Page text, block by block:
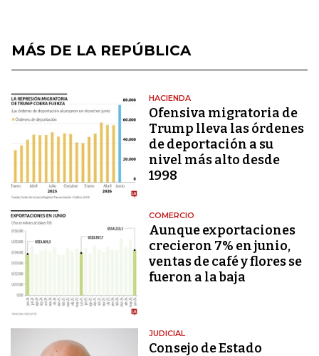
MÁS DE LA REPÚBLICA
HACIENDA
Ofensiva migratoria de
Trump lleva las órdenes
de deportación a su
nivel más alto desde
1998
COMERCIO
Aunque exportaciones
crecieron 7% en junio,
ventas de café y flores se
fueron a la baja
JUDICIAL
Consejo de Estado